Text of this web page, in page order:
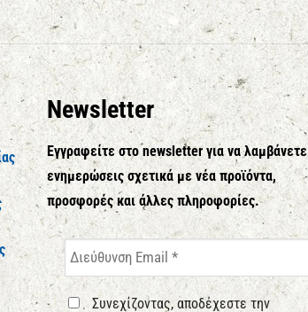
Newsletter
Εγγραφείτε στο newsletter για να λαμβάνετε
ενημερώσεις σχετικά με νέα προϊόντα,
προσφορές και άλλες πληροφορίες.
Συνεχίζοντας, αποδέχεστε την